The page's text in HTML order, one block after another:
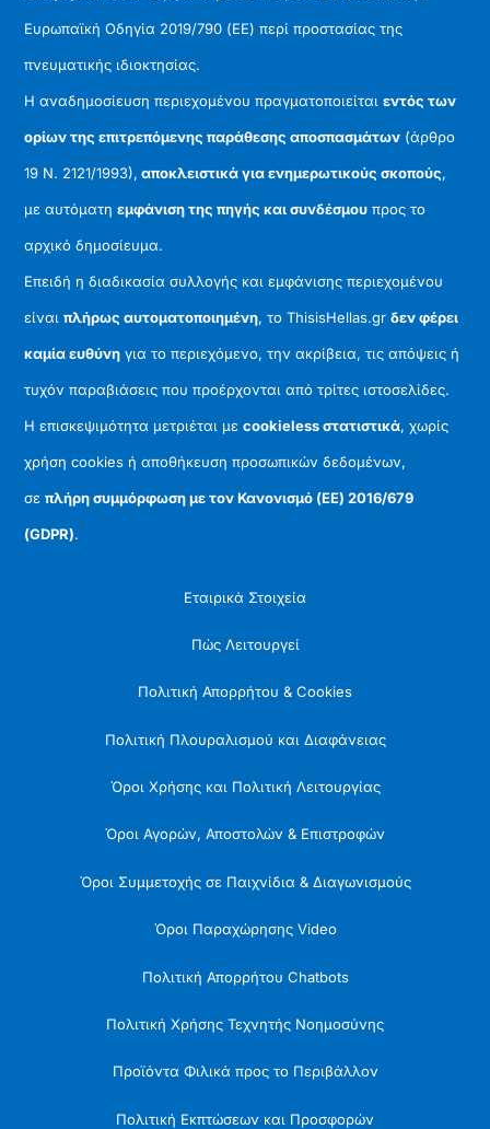
Ευρωπαϊκή Οδηγία 2019/790 (ΕΕ) περί προστασίας της
πνευματικής ιδιοκτησίας.
Η αναδημοσίευση περιεχομένου πραγματοποιείταιεντός των
ορίων της επιτρεπόμενης παράθεσης αποσπασμάτων (άρθρο
19 Ν. 2121/1993), αποκλειστικά για ενημερωτικούς σκοπούς,
με αυτόματηεμφάνιση της πηγής και συνδέσμου προς το
αρχικό δημοσίευμα.
Επειδή η διαδικασία συλλογής και εμφάνισης περιεχομένου
είναιπλήρως αυτοματοποιημένη, το ThisisHellas.grδεν φέρει
καμία ευθύνη για το περιεχόμενο, την ακρίβεια, τις απόψεις ή
τυχόν παραβιάσεις που προέρχονται από τρίτες ιστοσελίδες.
Η επισκεψιμότητα μετριέται μεcookieless στατιστικά, χωρίς
χρήση cookies ή αποθήκευση προσωπικών δεδομένων,
σεπλήρη συμμόρφωση με τον Κανονισμό (ΕΕ) 2016/679
(GDPR).
Εταιρικά Στοιχεία
Πώς Λειτουργεί
Πολιτική Απορρήτου & Cookies
Πολιτική Πλουραλισμού και Διαφάνειας
Όροι Χρήσης και Πολιτική Λειτουργίας
Όροι Αγορών, Αποστολών & Επιστροφών
Όροι Συμμετοχής σε Παιχνίδια & Διαγωνισμούς
Όροι Παραχώρησης Video
Πολιτική Απορρήτου Chatbots
Πολιτική Χρήσης Τεχνητής Νοημοσύνης
Προϊόντα Φιλικά προς το Περιβάλλον
Πολιτική Εκπτώσεων και Προσφορών